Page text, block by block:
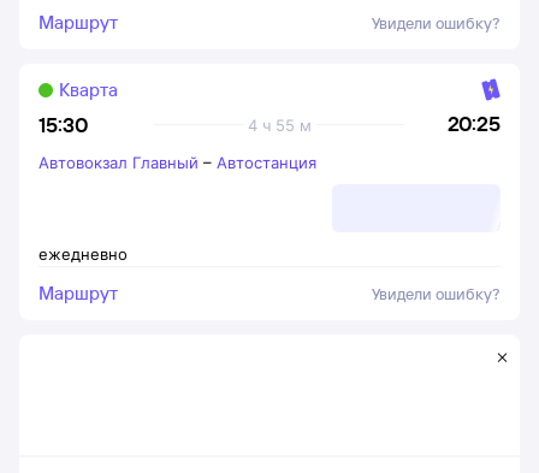
Маршрут Увидели ошибку?
15:30 20:25
4 ч 55 м
Кварта
ежедневно
Автовокзал Главный – Автостанция
Маршрут Увидели ошибку?